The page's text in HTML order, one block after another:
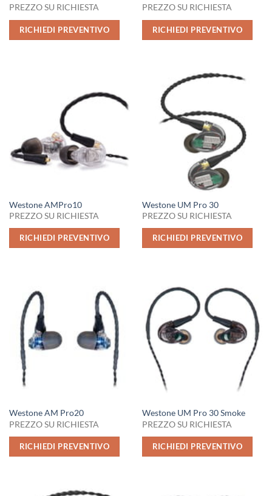
PREZZO SU RICHIESTA
RICHIEDI PREVENTIVO
PREZZO SU RICHIESTA
RICHIEDI PREVENTIVO
Westone AMPro10
PREZZO SU RICHIESTA
RICHIEDI PREVENTIVO
Westone UM Pro 30
PREZZO SU RICHIESTA
RICHIEDI PREVENTIVO
Westone AM Pro20
PREZZO SU RICHIESTA
RICHIEDI PREVENTIVO
Westone UM Pro 30 Smoke
PREZZO SU RICHIESTA
RICHIEDI PREVENTIVO